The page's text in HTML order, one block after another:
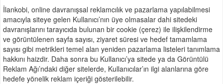
İlankobi, online davranışsal reklamcılık ve pazarlama yapılabilmesi
amacıyla siteye gelen Kullanıcı’nın üye olmasalar dahi sitedeki
davranışlarını tarayıcıda bulunan bir cookie (çerez) ile ilişkilendirme
ve görüntülenen sayfa sayısı, ziyaret süresi ve hedef tamamlama
sayısı gibi metrikleri temel alan yeniden pazarlama listeleri tanımlama
hakkını haizdir. Daha sonra bu Kullanıcı’ya sitede ya da Görüntülü
Reklam Ağı’ndaki diğer sitelerde, Kullanıcılar’ın ilgi alanlarına göre
hedefe yönelik reklam içeriği gösterilebilir.